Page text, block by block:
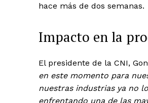
hace más de dos semanas.
Impacto en la
El presidente de la CNI,
en este momento para
nuestras industrias ya no
enfrentando una de las